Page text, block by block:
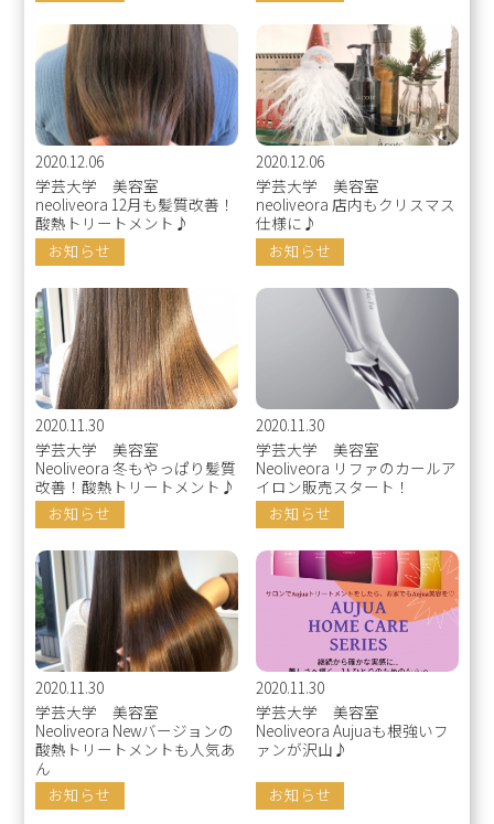
2020.12.06
学芸大学 美容室
neoliveora 12月も髪質改善！
酸熱トリートメント♪
お知らせ
2020.12.06
学芸大学 美容室
neoliveora 店内もクリスマス
仕様に♪
お知らせ
2020.11.30
学芸大学 美容室
Neoliveora 冬もやっぱり髪質
改善！酸熱トリートメント♪
お知らせ
2020.11.30
学芸大学 美容室
Neoliveora リファのカールア
イロン販売スタート！
お知らせ
2020.11.30
学芸大学 美容室
Neoliveora Newバージョンの
酸熱トリートメントも人気あ
ん
お知らせ
2020.11.30
学芸大学 美容室
Neoliveora Aujuaも根強いフ
ァンが沢山♪
お知らせ